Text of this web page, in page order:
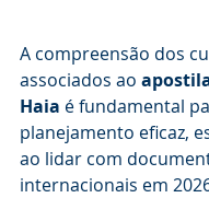
A compreensão dos
associados ao
Haia é fundamental
planejamento eficaz,
ao lidar com
internacionais em